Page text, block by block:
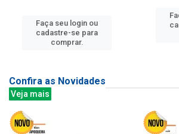
Faça seu login ou
cadastre-se para
comprar.
Confira as Novidades
Veja mais